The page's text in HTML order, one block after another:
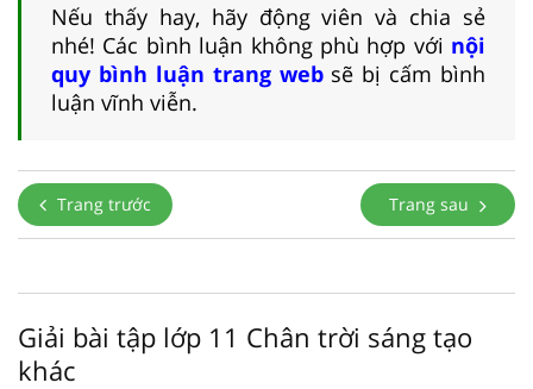
Nếu thấy hay, hãy động viên và chia sẻ
nhé! Các bình luận không phù hợp với nội
quy bình luận trang websẽ bị cấm bình
luận vĩnh viễn.
Trang trước Trang sau
Giải bài tập lớp 11 Chân trời sáng tạo
khác